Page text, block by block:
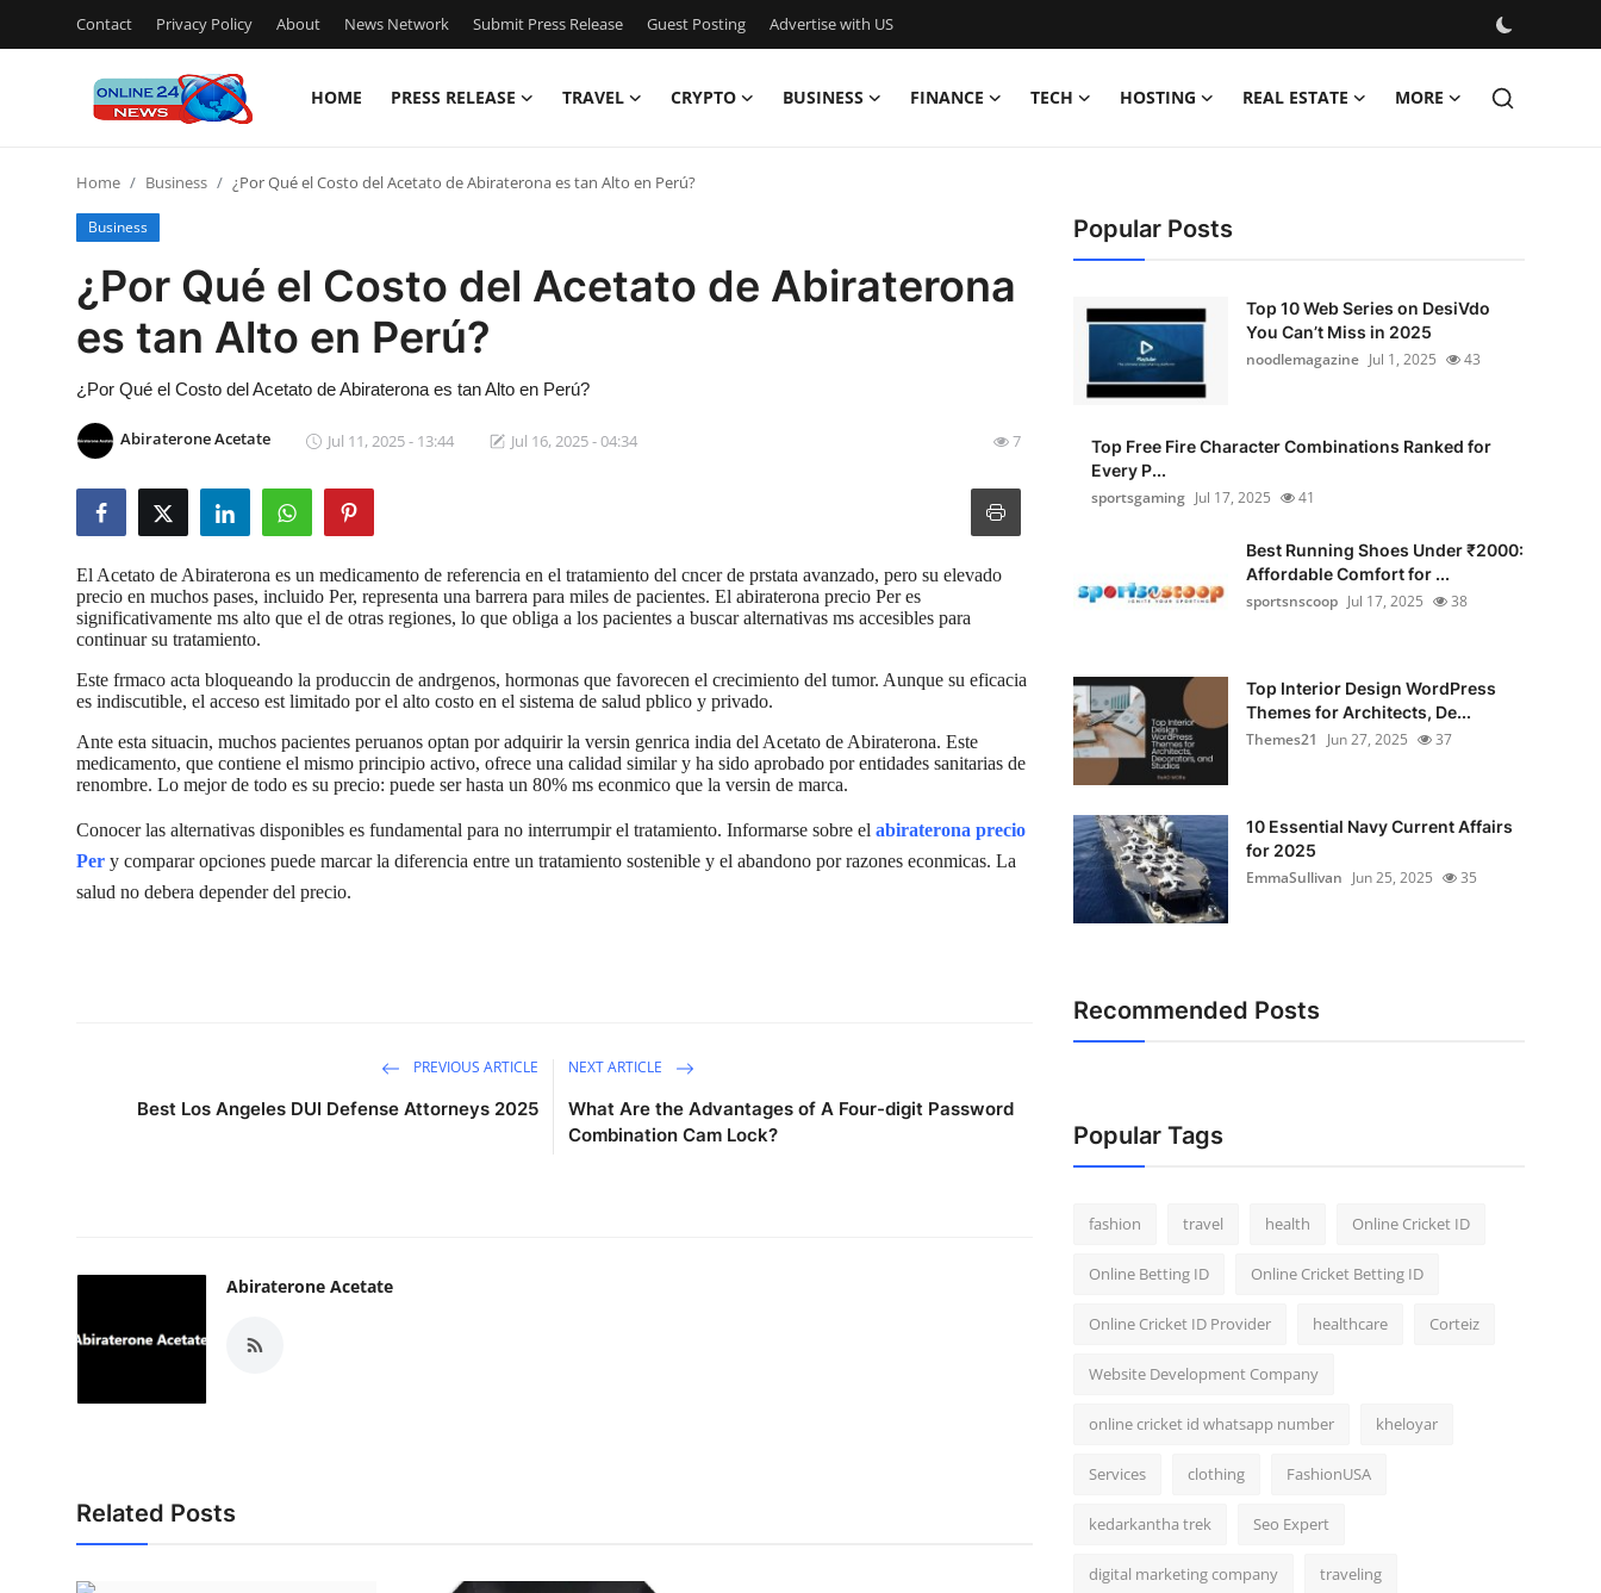
Contact Privacy Policy About News Network Submit Press Release Guest Posting Advertise with US
HOME PRESS RELEASE TRAVEL CRYPTO BUSINESS FINANCE TECH HOSTING REAL ESTATE MORE
Press Release
Privacy Policy
News Network
Submit Press Release
Guest Posting
Crypto
Advertise with US
Business
Finance
Home Business ¿Por Qué el Costo del Acetato de Abiraterona es tan Alto en Perú?
Business
¿Por Qué el Costo del Acetato de Abiraterona
es tan Alto en Perú?
¿Por Qué el Costo del Acetato de Abiraterona es tan Alto en Perú?
Abiraterone Acetate Jul 11, 2025 - 13:44 Jul 16, 2025 - 04:34 7
El Acetato de Abiraterona es un medicamento de referencia en el tratamiento del cncer de prstata avanzado, pero su elevado
precio en muchos pases, incluido Per, representa una barrera para miles de pacientes. El abiraterona precio Peres
significativamente ms alto que el de otras regiones, lo que obliga a los pacientes a buscar alternativas ms accesibles para
continuar su tratamiento.
Este frmaco acta bloqueando la produccin de andrgenos, hormonas que favorecen el crecimiento del tumor. Aunque su eficacia
es indiscutible, el acceso est limitado por el alto costo en el sistema de salud pblico y privado.
Ante esta situacin, muchos pacientes peruanos optan por adquirir la versin genrica india del Acetato de Abiraterona. Este
medicamento, que contiene el mismo principio activo, ofrece una calidad similar y ha sido aprobado por entidades sanitarias de
renombre. Lo mejor de todo es su precio: puede ser hasta un 80% ms econmico que la versin de marca.
Conocer las alternativas disponibles es fundamental para no interrumpir el tratamiento. Informarse sobre el abiraterona precio
Per y comparar opciones puede marcar la diferencia entre un tratamiento sostenible y el abandono por razones econmicas. La
salud no debera depender del precio.
PREVIOUS ARTICLE
Best Los Angeles DUI Defense Attorneys 2025
NEXT ARTICLE
What Are the Advantages of A Four-digit Password
Combination Cam Lock?
Abiraterone Acetate
Related Posts
Popular Posts
Top 10 Web Series on DesiVdo
You Can’t Miss in 2025
noodlemagazine Jul 1, 2025 43
Top Free Fire Character Combinations Ranked for
Every P...
sportsgaming Jul 17, 2025 41
Best Running Shoes Under ₹2000:
Affordable Comfort for ...
sportsnscoop Jul 17, 2025 38
Top Interior Design WordPress
Themes for Architects, De...
Themes21
Jun 27, 2025 37
10 Essential Navy Current Affairs
for 2025
EmmaSullivan Jun 25, 2025 35
Recommended Posts
Popular Tags
fashion travel health Online Cricket ID
Online Betting ID Online Cricket Betting ID
Online Cricket ID Provider healthcare Corteiz
Website Development Company
online cricket id whatsapp number kheloyar
Services clothing FashionUSA
kedarkantha trek Seo Expert
digital marketing company traveling